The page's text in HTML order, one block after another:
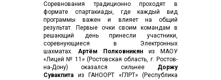
Соревнования традиционно проходят в
формате спартакиады, где каждый вид
программы важен и влияет на общий
результат. Первые очки своим командам в
решающий день принесли участники,
соревнующиеся в Электронных
шахматах. Артём Полковникян из МАОУ
«Лицей № 11» (Ростовская область, г. Ростов-
на-Дону) оказался сильнее Доржу
Сувакпита из ГАНООРТ «ГЛРТ» (Республика